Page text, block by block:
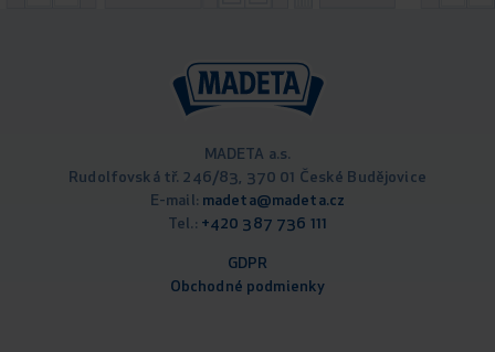
MADETA a.s.
Rudolfovská tř. 246/83, 370 01 České Budějovice
E-mail: madeta@madeta.cz
Tel.: +420 387 736 111
GDPR
Obchodné podmienky